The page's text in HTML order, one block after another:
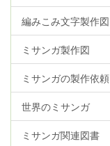
編みこみ文字製作図
ミサンガ製作図
ミサンガの製作依頼
世界のミサンガ
ミサンガ関連図書